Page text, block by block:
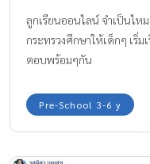
ลูกเรียนออนไลน์ จำเป็นไห
กระทรวงศึกษาให้เด็กๆ เริ่ม
ตอบพร้อมๆกัน
Pre-School 3-6 y